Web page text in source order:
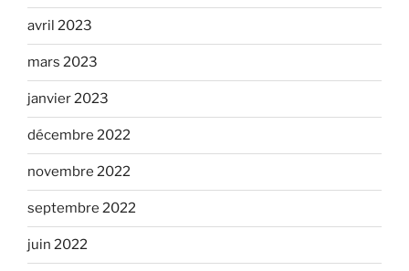
avril 2023
mars 2023
janvier 2023
décembre 2022
novembre 2022
septembre 2022
juin 2022